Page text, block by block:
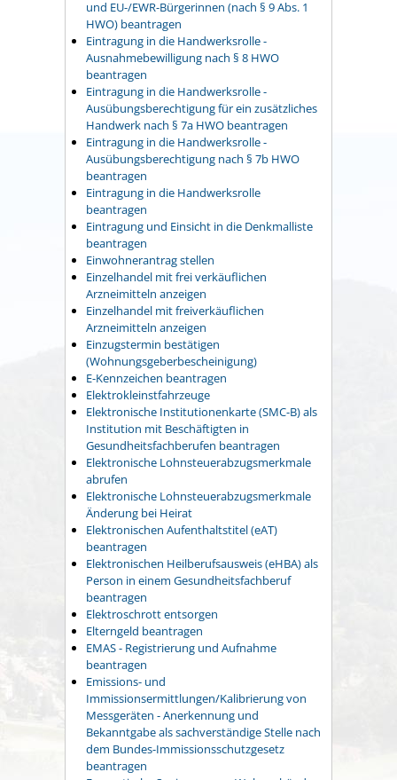
und EU-/EWR-Bürgerinnen (nach § 9 Abs. 1
HWO) beantragen
Eintragung in die Handwerksrolle -
Ausnahmebewilligung nach § 8 HWO
beantragen
Eintragung in die Handwerksrolle -
Ausübungsberechtigung für ein zusätzliches
Handwerk nach § 7a HWO beantragen
Eintragung in die Handwerksrolle -
Ausübungsberechtigung nach § 7b HWO
beantragen
Eintragung in die Handwerksrolle
beantragen
Eintragung und Einsicht in die Denkmalliste
beantragen
Einwohnerantrag stellen
Einzelhandel mit frei verkäuflichen
Arzneimitteln anzeigen
Einzelhandel mit freiverkäuflichen
Arzneimitteln anzeigen
Einzugstermin bestätigen
(Wohnungsgeberbescheinigung)
E-Kennzeichen beantragen
Elektrokleinstfahrzeuge
Elektronische Institutionenkarte (SMC-B) als
Institution mit Beschäftigten in
Gesundheitsfachberufen beantragen
Elektronische Lohnsteuerabzugsmerkmale
abrufen
Elektronische Lohnsteuerabzugsmerkmale
Änderung bei Heirat
Elektronischen Aufenthaltstitel (eAT)
beantragen
Elektronischen Heilberufsausweis (eHBA) als
Person in einem Gesundheitsfachberuf
beantragen
Elektroschrott entsorgen
Elterngeld beantragen
EMAS - Registrierung und Aufnahme
beantragen
Emissions- und
Immissionsermittlungen/Kalibrierung von
Messgeräten - Anerkennung und
Bekanntgabe als sachverständige Stelle nach
dem Bundes-Immissionsschutzgesetz
beantragen